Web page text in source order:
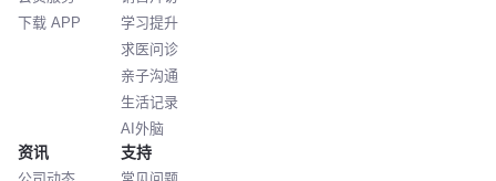
下载 APP
学习提升
求医问诊
亲子沟通
生活记录
AI外脑
资讯 支持